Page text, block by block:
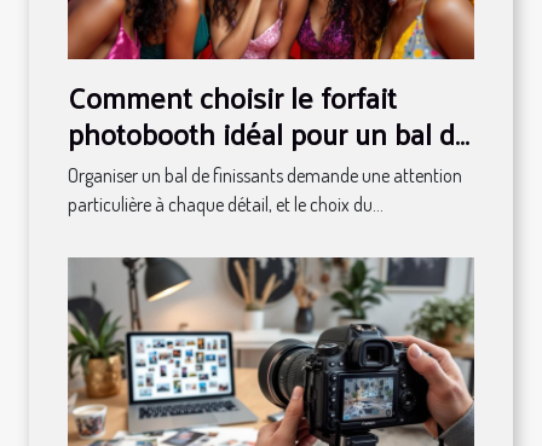
Comment choisir le forfait
photobooth idéal pour un bal de
finissants ?
Organiser un bal de finissants demande une attention
particulière à chaque détail, et le choix du...